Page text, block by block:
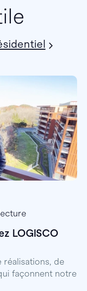
LOGISCO
réalisations, de
façonnent notre